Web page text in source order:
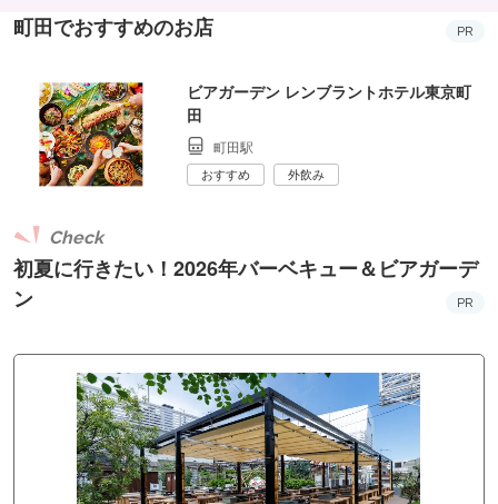
町田でおすすめのお店 PR
ビアガーデン レンブラントホテル東京町
田
町田駅
おすすめ 外飲み
初夏に行きたい！2026年バーベキュー＆ビアガーデ
ン
Check
PR